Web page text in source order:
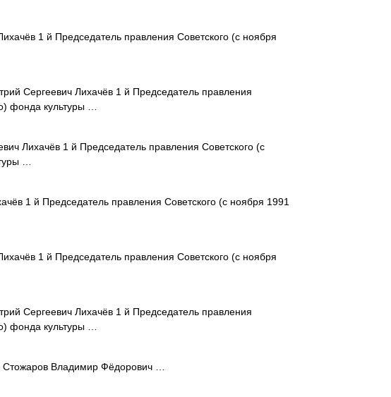
1 й Председатель правления Советского (с ноября
Сергеевич Лихачёв 1 й Председатель правления
фонда культуры …
Лихачёв 1 й Председатель правления Советского (с
…
1 й Председатель правления Советского (с ноября 1991
1 й Председатель правления Советского (с ноября
Сергеевич Лихачёв 1 й Председатель правления
фонда культуры …
Владимир Фёдорович …